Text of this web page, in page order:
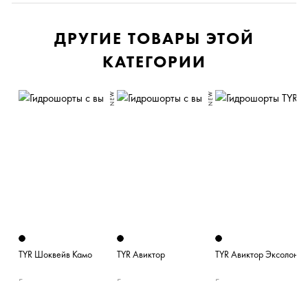
ДРУГИЕ ТОВАРЫ ЭТОЙ
КАТЕГОРИИ
TYR Шоквейв Камо
NEW
TYR Авиктор
NEW
TYR Авиктор Эксолон